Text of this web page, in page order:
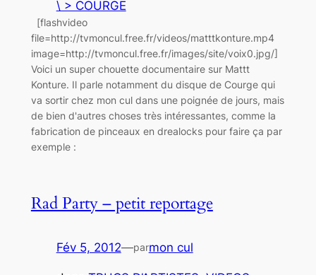
\ > COURGE
[flashvideo
file=http://tvmoncul.free.fr/videos/matttkonture.mp4
image=http://tvmoncul.free.fr/images/site/voix0.jpg/]
Voici un super chouette documentaire sur Mattt
Konture. Il parle notamment du disque de Courge qui
va sortir chez mon cul dans une poignée de jours, mais
de bien d'autres choses très intéressantes, comme la
fabrication de pinceaux en drealocks pour faire ça par
exemple :
Rad Party – petit reportage
Fév 5, 2012—parmon cul